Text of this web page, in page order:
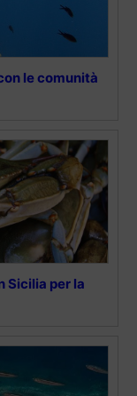
le comunità
Sicilia per la